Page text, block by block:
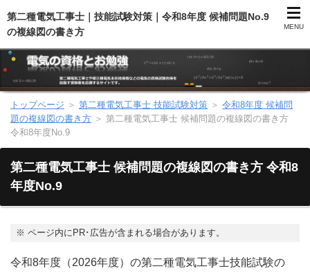
第二種電気工事士｜技能試験対策｜令和8年度 候補問題No.9
の複線図の書き方
MENU
第二種電気工事士（総合）
第二種電気工事士（技能試験）
電気のお勉強
トップページ ＞ 第二種電気工事士 技能試験対策 ＞ 令和8年度 候補問
題の複線図の書き方 ＞ 第二種電気工事士 候補問題の複線図の書き方
令和8年度No.9
第二種電気工事士 候補問題の複線図の書き方 令和8
年度No.9
※ ページ内にPR･広告が含まれる場合があります。
令和8年度（2026年度）の第二種電気工事士技能試験の